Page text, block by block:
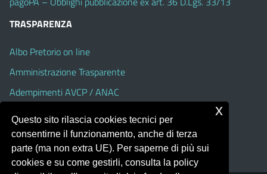
TRASPARENZA
Albo Pretorio on line
Amministrazione Trasparente
Adempimenti AVCP / ANAC
Accesso Civico
Dichiarazione di accessibilità
Questo sito rilascia cookies tecnici per
consentirne il funzionamento, anche di terza
parte (ma non extra UE). Per saperne di più sui
cookies e su come gestirli, consulta la policy
x